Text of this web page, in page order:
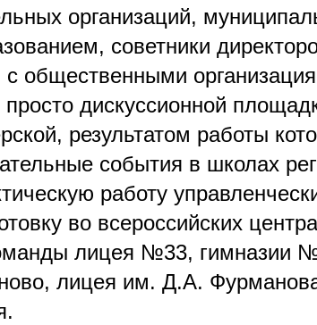
организаций,
советники
общественными
дискуссионной
результатом работы
события в школах
работу
во всероссийских
лицея №33,
лицея им. Д.А.